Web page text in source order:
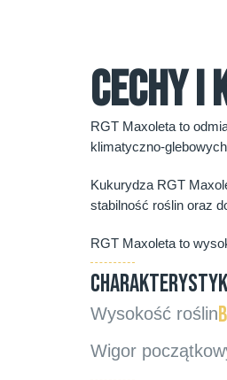
CECHY I
RGT Maxoleta to
klimatyczno-
Kukurydza RGT
stabilność roślin oraz
RGT Maxoleta to
Wysokość roślin
Wigor